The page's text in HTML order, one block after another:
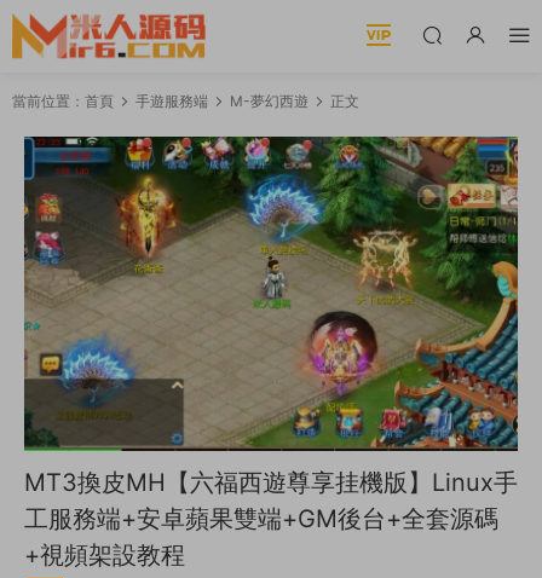
當前位置： 首頁 手遊服務端 M-夢幻西遊 正文
MT3換皮MH【六福西遊尊享挂機版】Linux手
工服務端+安卓蘋果雙端+GM後台+全套源碼
+視頻架設教程